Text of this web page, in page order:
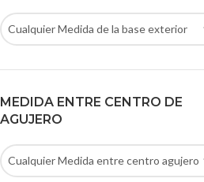
Cualquier Medida de la base exterior
MEDIDA ENTRE CENTRO DE
AGUJERO
Cualquier Medida entre centro agujero